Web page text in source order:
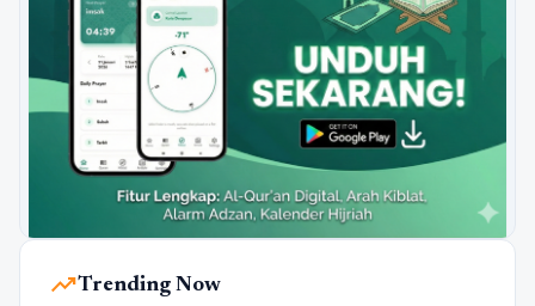
trending_upTrending Now